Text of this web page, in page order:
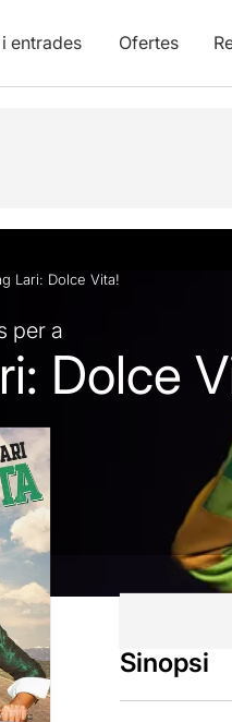
entrades Ofertes
Fotos i vídeos Opinions
Lari: Dolce Vita!
per a
Dolce
Sinopsi